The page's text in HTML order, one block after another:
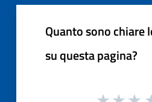
Quanto sono chiare
su questa pagina?